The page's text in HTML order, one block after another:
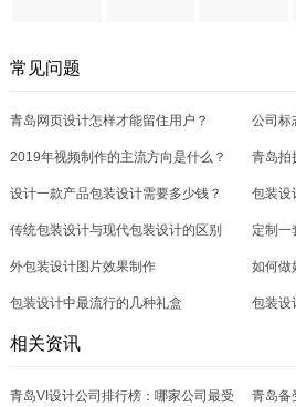
常见问题
青岛网页设计怎样才能留住用户？ 公司标
2019年视频制作的主流方向是什么？ 青岛拍
设计一款产品包装设计需要多少钱？ 包装设
传统包装设计与现代包装设计的区别 定制一
外包装设计图片效果制作 如何做
包装设计中最流行的几种礼盒 包装设
相关资讯
青岛VI设计公司排行榜：哪家公司最受 青岛备